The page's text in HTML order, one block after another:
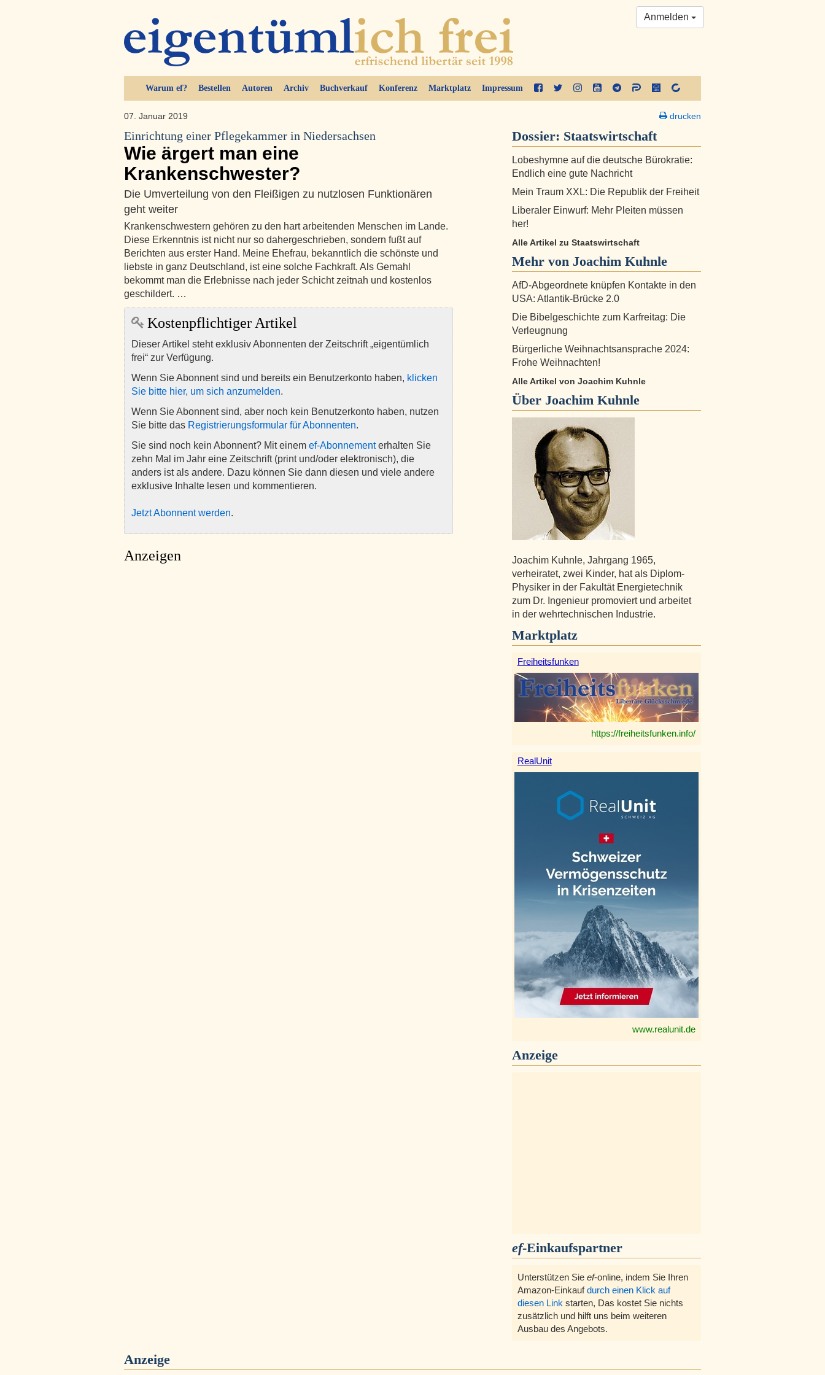
Warum ef? Bestellen Autoren Archiv Buchverkauf Konferenz Marktplatz Impressum
Anmelden
07. Januar 2019
Einrichtung einer Pflegekammer in Niedersachsen
Wie ärgert man eine
Krankenschwester?
Die Umverteilung von den Fleißigen zu nutzlosen Funktionären
geht weiter
Krankenschwestern gehören zu den hart arbeitenden Menschen im Lande.
Diese Erkenntnis ist nicht nur so dahergeschrieben, sondern fußt auf
Berichten aus erster Hand. Meine Ehefrau, bekanntlich die schönste und
liebste in ganz Deutschland, ist eine solche Fachkraft. Als Gemahl
bekommt man die Erlebnisse nach jeder Schicht zeitnah und kostenlos
geschildert. …
Kostenpflichtiger Artikel
Dieser Artikel steht exklusiv Abonnenten der Zeitschrift „eigentümlich
frei“ zur Verfügung.
Wenn Sie Abonnent sind und bereits ein Benutzerkonto haben, klicken
Sie bitte hier, um sich anzumelden.
Wenn Sie Abonnent sind, aber noch kein Benutzerkonto haben, nutzen
Sie bitte das Registrierungsformular für Abonnenten.
Sie sind noch kein Abonnent? Mit einem ef-Abonnementerhalten Sie
zehn Mal im Jahr eine Zeitschrift (print und/oder elektronisch), die
anders ist als andere. Dazu können Sie dann diesen und viele andere
exklusive Inhalte lesen und kommentieren.
Jetzt Abonnent werden.
Anzeigen
drucken
Dossier: Staatswirtschaft
Lobeshymne auf die deutsche Bürokratie:
Endlich eine gute Nachricht
Mein Traum XXL: Die Republik der Freiheit
Liberaler Einwurf: Mehr Pleiten müssen
her!
Alle Artikel zu Staatswirtschaft
Mehr von Joachim Kuhnle
AfD-Abgeordnete knüpfen Kontakte in den
USA: Atlantik-Brücke 2.0
Die Bibelgeschichte zum Karfreitag: Die
Verleugnung
Bürgerliche Weihnachtsansprache 2024:
Frohe Weihnachten!
Alle Artikel von Joachim Kuhnle
Über Joachim Kuhnle
Joachim Kuhnle, Jahrgang 1965,
verheiratet, zwei Kinder, hat als Diplom-
Physiker in der Fakultät Energietechnik
zum Dr. Ingenieur promoviert und arbeitet
in der wehrtechnischen Industrie.
Marktplatz
Freiheitsfunken
https://freiheitsfunken.info/
RealUnit
www.realunit.de
Anzeige
ef-Einkaufspartner
Unterstützen Sie ef-online, indem Sie Ihren
Amazon-Einkaufdurch einen Klick auf
diesen Link starten, Das kostet Sie nichts
zusätzlich und hilft uns beim weiteren
Ausbau des Angebots.
Anzeige